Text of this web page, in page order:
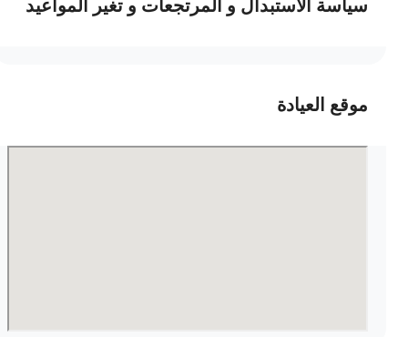
سياسة الاستبدال و المرتجعات و تغير المواعيد
موقع العيادة